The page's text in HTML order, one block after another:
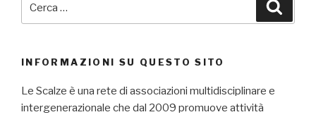
INFORMAZIONI SU QUESTO SITO
Le Scalze è una rete di associazioni multidisciplinare e
intergenerazionale che dal 2009 promuove attività